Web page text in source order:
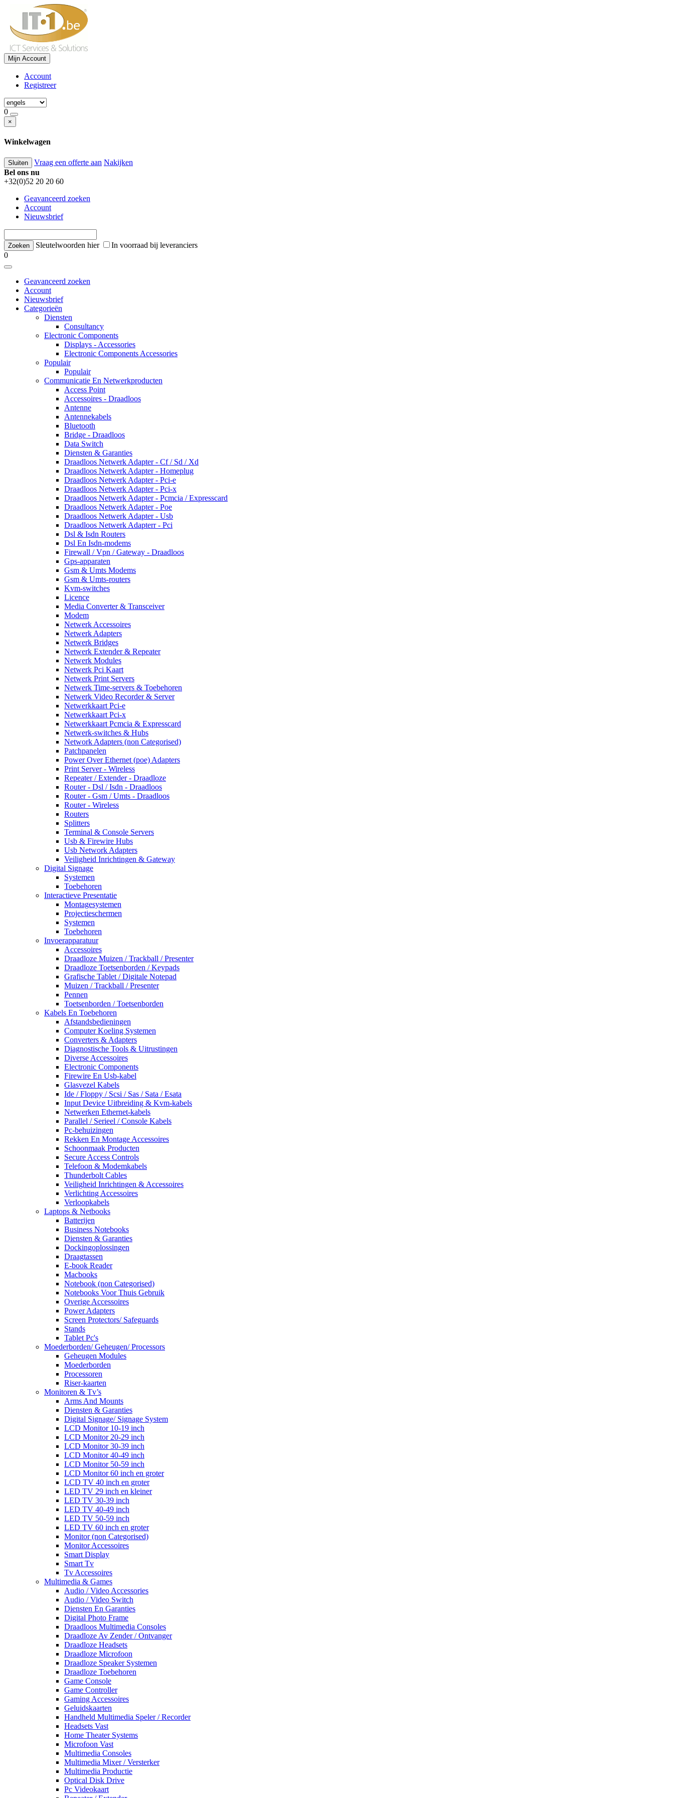
Mijn Account
Account
Registreer
0
×
Winkelwagen
Sluiten Vraag een offerte aan Nakijken
Bel ons nu
+32(0)52 20 20 60
Geavanceerd zoeken
Account
Nieuwsbrief
Sleutelwoorden hier
In voorraad bij leveranciers
0
Geavanceerd zoeken
Account
Nieuwsbrief
Categorieën
Diensten
Consultancy
Electronic Components
Displays - Accessories
Electronic Components Accessories
Populair
Populair
Communicatie En Netwerkproducten
Access Point
Accessoires - Draadloos
Antenne
Antennekabels
Bluetooth
Bridge - Draadloos
Data Switch
Diensten & Garanties
Draadloos Netwerk Adapter - Cf / Sd / Xd
Draadloos Netwerk Adapter - Homeplug
Draadloos Netwerk Adapter - Pci-e
Draadloos Netwerk Adapter - Pci-x
Draadloos Netwerk Adapter - Pcmcia / Expresscard
Draadloos Netwerk Adapter - Poe
Draadloos Netwerk Adapter - Usb
Draadloos Netwerk Adapterr - Pci
Dsl & Isdn Routers
Dsl En Isdn-modems
Firewall / Vpn / Gateway - Draadloos
Gps-apparaten
Gsm & Umts Modems
Gsm & Umts-routers
Kvm-switches
Licence
Media Converter & Transceiver
Modem
Netwerk Accessoires
Netwerk Adapters
Netwerk Bridges
Netwerk Extender & Repeater
Netwerk Modules
Netwerk Pci Kaart
Netwerk Print Servers
Netwerk Time-servers & Toebehoren
Netwerk Video Recorder & Server
Netwerkkaart Pci-e
Netwerkkaart Pci-x
Netwerkkaart Pcmcia & Expresscard
Netwerk-switches & Hubs
Network Adapters (non Categorised)
Patchpanelen
Power Over Ethernet (poe) Adapters
Print Server - Wireless
Repeater / Extender - Draadloze
Router - Dsl / Isdn - Draadloos
Router - Gsm / Umts - Draadloos
Router - Wireless
Routers
Splitters
Terminal & Console Servers
Usb & Firewire Hubs
Usb Network Adapters
Veiligheid Inrichtingen & Gateway
Digital Signage
Systemen
Toebehoren
Interactieve Presentatie
Montagesystemen
Projectieschermen
Systemen
Toebehoren
Invoerapparatuur
Accessoires
Draadloze Muizen / Trackball / Presenter
Draadloze Toetsenborden / Keypads
Grafische Tablet / Digitale Notepad
Muizen / Trackball / Presenter
Pennen
Toetsenborden / Toetsenborden
Kabels En Toebehoren
Afstandsbedieningen
Computer Koeling Systemen
Converters & Adapters
Diagnostische Tools & Uitrustingen
Diverse Accessoires
Electronic Components
Firewire En Usb-kabel
Glasvezel Kabels
Ide / Floppy / Scsi / Sas / Sata / Esata
Input Device Uitbreiding & Kvm-kabels
Netwerken Ethernet-kabels
Parallel / Serieel / Console Kabels
Pc-behuizingen
Rekken En Montage Accessoires
Schoonmaak Producten
Secure Access Controls
Telefoon & Modemkabels
Thunderbolt Cables
Veiligheid Inrichtingen & Accessoires
Verlichting Accessoires
Verloopkabels
Laptops & Netbooks
Batterijen
Business Notebooks
Diensten & Garanties
Dockingoplossingen
Draagtassen
E-book Reader
Macbooks
Notebook (non Categorised)
Notebooks Voor Thuis Gebruik
Overige Accessoires
Power Adapters
Screen Protectors/ Safeguards
Stands
Tablet Pc's
Moederborden/ Geheugen/ Processors
Geheugen Modules
Moederborden
Processoren
Riser-kaarten
Monitoren & Tv’s
Arms And Mounts
Diensten & Garanties
Digital Signage/ Signage System
LCD Monitor 10-19 inch
LCD Monitor 20-29 inch
LCD Monitor 30-39 inch
LCD Monitor 40-49 inch
LCD Monitor 50-59 inch
LCD Monitor 60 inch en groter
LCD TV 40 inch en groter
LED TV 29 inch en kleiner
LED TV 30-39 inch
LED TV 40-49 inch
LED TV 50-59 inch
LED TV 60 inch en groter
Monitor (non Categorised)
Monitor Accessoires
Smart Display
Smart Tv
Tv Accessoires
Multimedia & Games
Audio / Video Accessories
Audio / Video Switch
Diensten En Garanties
Digital Photo Frame
Draadloos Multimedia Consoles
Draadloze Av Zender / Ontvanger
Draadloze Headsets
Draadloze Microfoon
Draadloze Speaker Systemen
Draadloze Toebehoren
Game Console
Game Controller
Gaming Accessoires
Geluidskaarten
Handheld Multimedia Speler / Recorder
Headsets Vast
Home Theater Systems
Microfoon Vast
Multimedia Consoles
Multimedia Mixer / Versterker
Multimedia Productie
Optical Disk Drive
Pc Videokaart